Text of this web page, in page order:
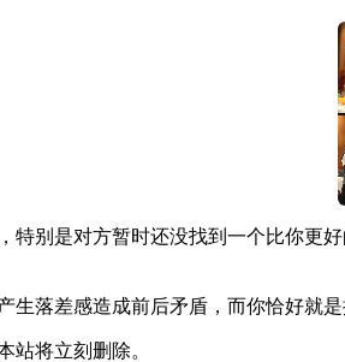
特别是对方暂时还没找到一个比你更
生落差感造成前后矛盾，而你恰好就
站将立刻删除。